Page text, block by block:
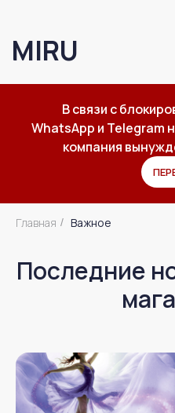
MIRU
В связи с
WhatsApp и Telegram
компания
Главная / Важное
Последние